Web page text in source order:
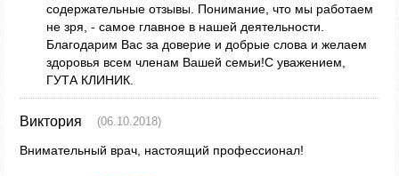
содержательные отзывы. Понимание, что мы работаем
не зря, - самое главное в нашей деятельности.
Благодарим Вас за доверие и добрые слова и желаем
здоровья всем членам Вашей семьи!С уважением,
ГУТА КЛИНИК.
Виктория (06.10.2018)
Внимательный врач, настоящий профессионал!